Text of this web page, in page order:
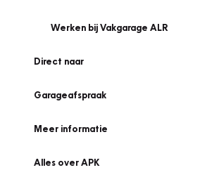
Werken bij Vakgarage ALR
Direct naar
Garageafspraak
Meer informatie
Alles over APK